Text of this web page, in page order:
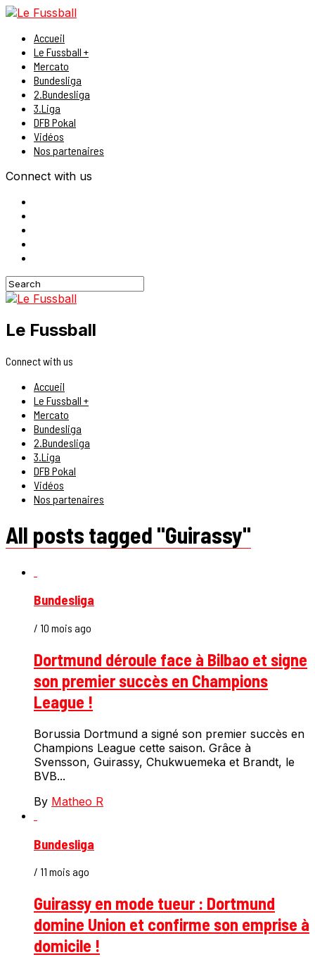
Accueil
Le Fussball +
Mercato
Bundesliga
2.Bundesliga
3.Liga
DFB Pokal
Vidéos
Nos partenaires
Connect with us
Le Fussball
Connect with us
Accueil
Le Fussball +
Mercato
Bundesliga
2.Bundesliga
3.Liga
DFB Pokal
Vidéos
Nos partenaires
All posts tagged "Guirassy"
Bundesliga
/ 10 mois ago
Dortmund déroule face à Bilbao et signe
son premier succès en Champions
League !
Borussia Dortmund a signé son premier succès en
Champions League cette saison. Grâce à
Svensson, Guirassy, Chukwuemeka et Brandt, le
BVB...
By Matheo R
Bundesliga
/ 11 mois ago
Guirassy en mode tueur : Dortmund
domine Union et confirme son emprise à
domicile !